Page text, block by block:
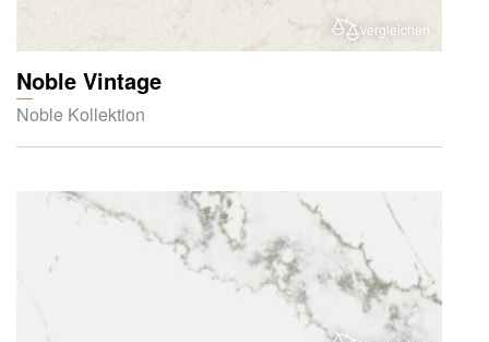
Vergleichen
Noble Vintage
Noble Kollektion